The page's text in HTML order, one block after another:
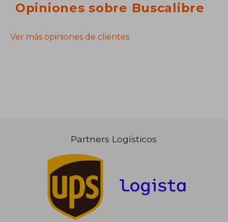
Opiniones sobre Buscalibre
Ver más opiniones de clientes
Partners Logísticos